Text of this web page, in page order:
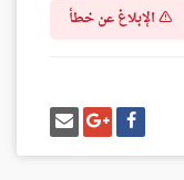
الإبلاغ عن خطأ
شارك
على
فيسبوك
شارك
على
غوغل
بلس
إرسل
إيميل